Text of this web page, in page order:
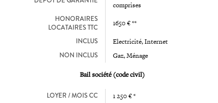
comprises
HONORAIRES
LOCATAIRES TTC
1650 € **
INCLUS Electricité, Internet
NON INCLUS Gaz, Ménage
Bail société (code civil)
LOYER / MOIS CC 1 250 € *